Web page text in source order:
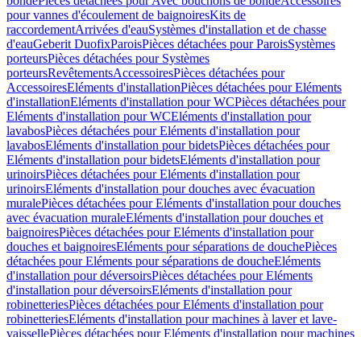
pour vannes d'écoulement de baignoiresKits de
raccordementArrivées d'eauSystèmes d'installation et de chasse
d'eauGeberit DuofixParoisPièces détachées pour ParoisSystèmes
porteursPièces détachées pour Systèmes
porteursRevêtementsAccessoiresPièces détachées pour
AccessoiresEléments d'installationPièces détachées pour Eléments
d'installationEléments d'installation pour WCPièces détachées pour
Eléments d'installation pour WCEléments d'installation pour
lavabosPièces détachées pour Eléments d'installation pour
lavabosEléments d'installation pour bidetsPièces détachées pour
Eléments d'installation pour bidetsEléments d'installation pour
urinoirsPièces détachées pour Eléments d'installation pour
urinoirsEléments d'installation pour douches avec évacuation
muralePièces détachées pour Eléments d'installation pour douches
avec évacuation muraleEléments d'installation pour douches et
baignoiresPièces détachées pour Eléments d'installation pour
douches et baignoiresEléments pour séparations de douchePièces
détachées pour Eléments pour séparations de doucheEléments
d'installation pour déversoirsPièces détachées pour Eléments
d'installation pour déversoirsEléments d'installation pour
robinetteriesPièces détachées pour Eléments d'installation pour
robinetteriesEléments d'installation pour machines à laver et lave-
vaissellePièces détachées pour Eléments d'installation pour machines